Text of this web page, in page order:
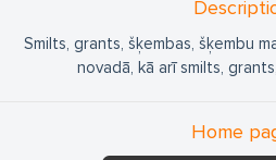
Smilts, grants, šķembas, šķembu
novadā, kā arī smilts,
Home